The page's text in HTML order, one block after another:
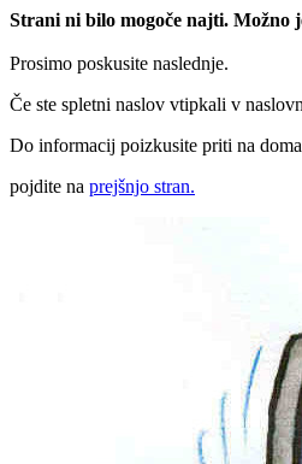
Strani ni bilo mogoče najti. Možno
Prosimo poskusite naslednje.
Če ste spletni naslov vtipkali v
Do informacij poizkusite priti na
pojdite na prejšnjo stran.